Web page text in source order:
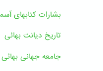
بشارات کتابهای
تاریخ دیانت بهائی
جامعه جهانی بهائی